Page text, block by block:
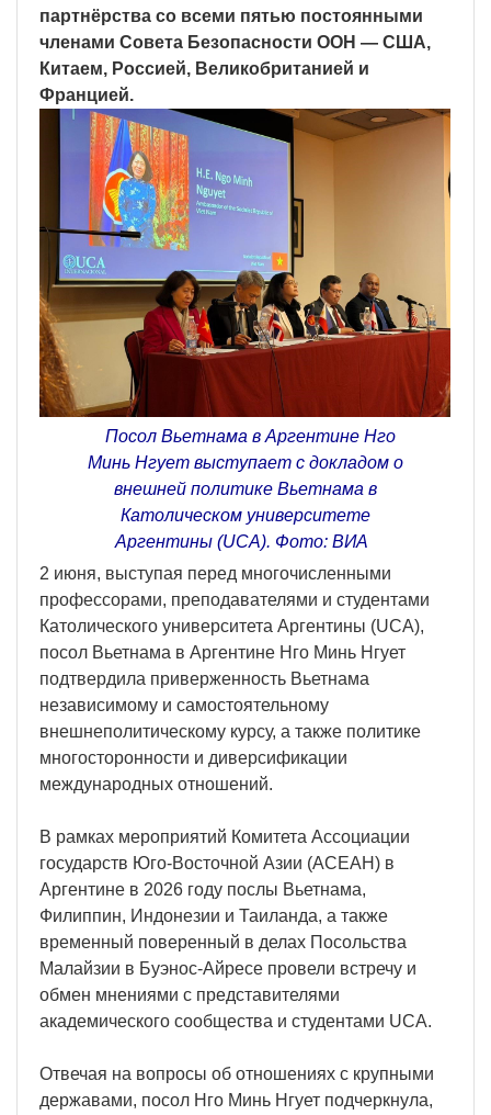
партнёрства со всеми пятью постоянными
членами Совета Безопасности ООН — США,
Китаем, Россией, Великобританией и
Францией.
Посол Вьетнама в Аргентине Нго
Минь Нгует выступает с докладом о
внешней политике Вьетнама в
Католическом университете
Аргентины (UCA). Фото: ВИА
2 июня, выступая перед многочисленными
профессорами, преподавателями и студентами
Католического университета Аргентины (UCA),
посол Вьетнама в Аргентине Нго Минь Нгует
подтвердила приверженность Вьетнама
независимому и самостоятельному
внешнеполитическому курсу, а также политике
многосторонности и диверсификации
международных отношений.
В рамках мероприятий Комитета Ассоциации
государств Юго-Восточной Азии (АСЕАН) в
Аргентине в 2026 году послы Вьетнама,
Филиппин, Индонезии и Таиланда, а также
временный поверенный в делах Посольства
Малайзии в Буэнос-Айресе провели встречу и
обмен мнениями с представителями
академического сообщества и студентами UCA.
Отвечая на вопросы об отношениях с крупными
державами, посол Нго Минь Нгует подчеркнула,